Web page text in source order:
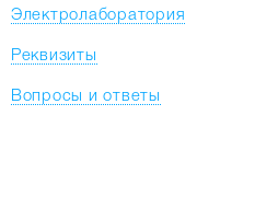
Электролаборатория
Реквизиты
Вопросы и ответы